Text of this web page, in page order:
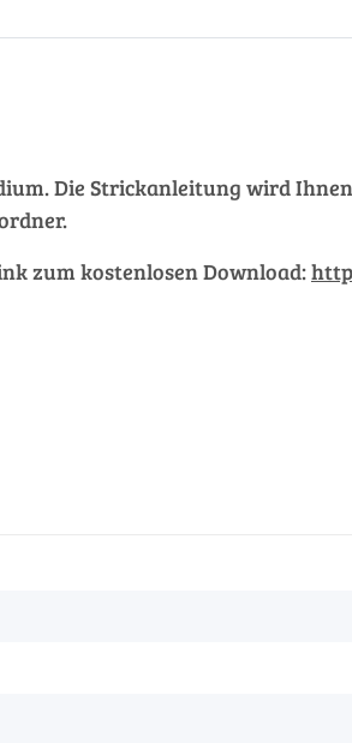
Die Strickanleitung wird
zum kostenlosen Download: